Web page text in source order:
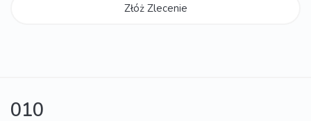
Złóż Zlecenie
010